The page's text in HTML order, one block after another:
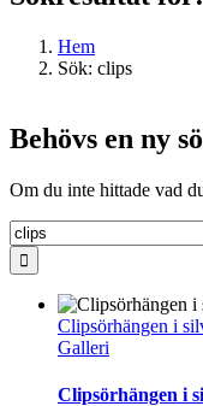
Hem
Sök: clips
Behövs en ny
Om du inte hittade vad
Sök
efter:
Clipsörhängen i
Galleri
Clipsörhängen i